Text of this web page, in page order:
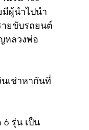
ายขับรถยนต์
หลวงพ่อ
เช่าหากันที่
รุ่น เป็น